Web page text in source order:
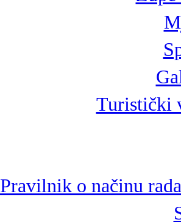
Turistički
Pravilnik o načinu